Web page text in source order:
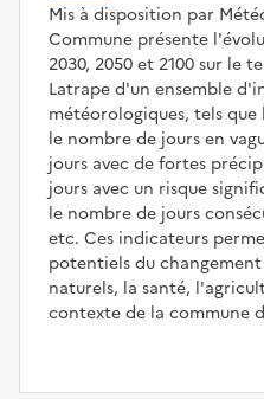
Mis à disposition par
Commune présente
2030, 2050 et 2100 sur le
Latrape d'un ensemble
météorologiques, tels
le nombre de jours en
jours avec de fortes
jours avec un risque
le nombre de jours
etc. Ces indicateurs
potentiels du
naturels, la santé,
contexte de la commune